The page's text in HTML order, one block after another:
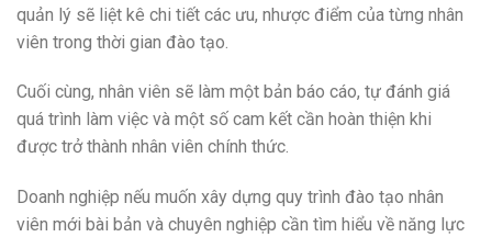
quản lý sẽ liệt kê chi tiết các ưu, nhược điểm của từng nhân
viên trong thời gian đào tạo.
Cuối cùng, nhân viên sẽ làm một bản báo cáo, tự đánh giá
quá trình làm việc và một số cam kết cần hoàn thiện khi
được trở thành nhân viên chính thức.
Doanh nghiệp nếu muốn xây dựng quy trình đào tạo nhân
viên mới bài bản và chuyên nghiệp cần tìm hiểu về năng lực